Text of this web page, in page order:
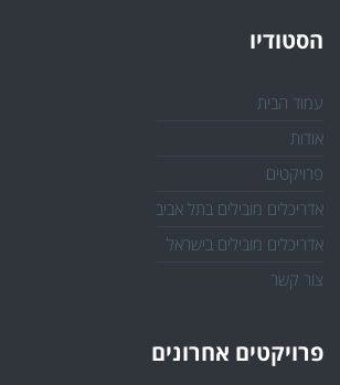
הסטודיו
עמוד הבית
אודות
פרויקטים
אדריכלים מובילים בתל אביב
אדריכלים מובילים בישראל
צור קשר
פרויקטים אחרונים